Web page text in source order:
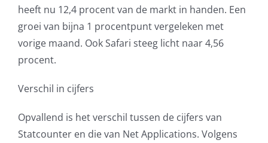
Remote Help
WordPress SLA Contract
heeft nu 12,4 procent van de markt in handen. Een
groei van bijna 1 procentpunt vergeleken met
vorige maand. Ook Safari steeg licht naar 4,56
procent.
Verschil in cijfers
Opvallend is het verschil tussen de cijfers van
Statcounter en die van Net Applications. Volgens